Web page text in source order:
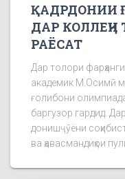
ҚАДРДОНИИ
ДАР КОЛЛЕҶИ
РАЁСАТ
Дар толори
академик М.Осимӣ
ғолибони
баргузор гардид.
донишҷӯёни
ва ҳавасмандиҳои